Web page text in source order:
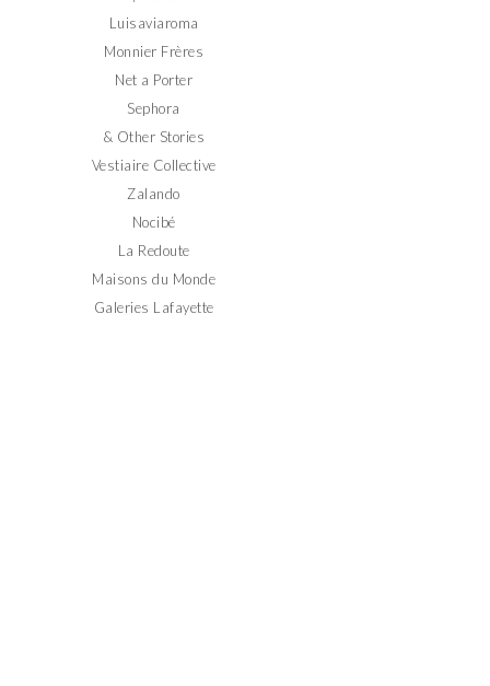
Luisaviaroma
Monnier Frères
Net a Porter
Sephora
& Other Stories
Vestiaire Collective
Zalando
Nocibé
La Redoute
Maisons du Monde
Galeries Lafayette